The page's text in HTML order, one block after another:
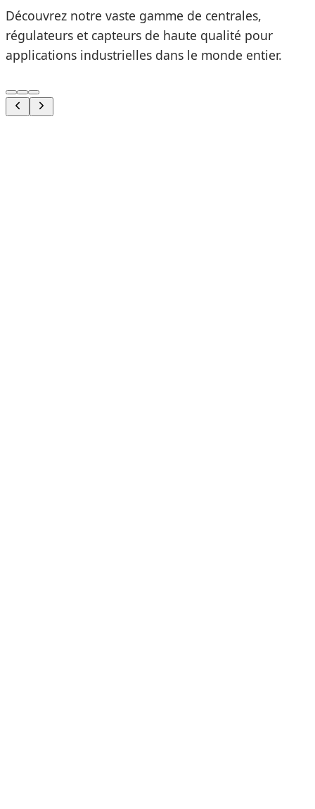
Découvrez notre vaste gamme de centrales,
régulateurs et capteurs de haute qualité pour
applications industrielles dans le monde entier.